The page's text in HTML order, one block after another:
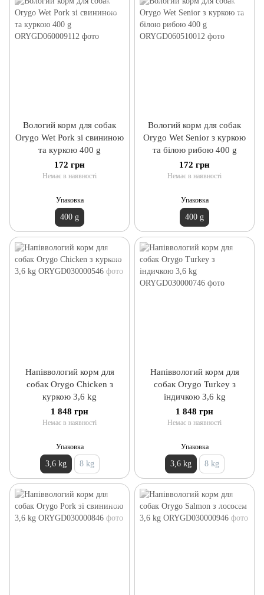
Вологий корм для собак
Orygo Wet Pork зі свининою
та куркою 400 g
172 грн
Немає в наявності
Упаковка
400 g
Вологий корм для собак
Orygo Wet Senior з куркою
та білою рибою 400 g
172 грн
Немає в наявності
Упаковка
400 g
Напіввологий корм для
собак Orygo Chicken з
куркою 3,6 kg
1 848 грн
Немає в наявності
Упаковка
3,6 kg 8 kg
Напіввологий корм для
собак Orygo Turkey з
індичкою 3,6 kg
1 848 грн
Немає в наявності
Упаковка
3,6 kg 8 kg